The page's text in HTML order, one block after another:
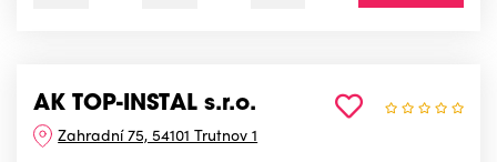
AK TOP-INSTAL s.r.o.
Zahradní 75, 54101 Trutnov 1